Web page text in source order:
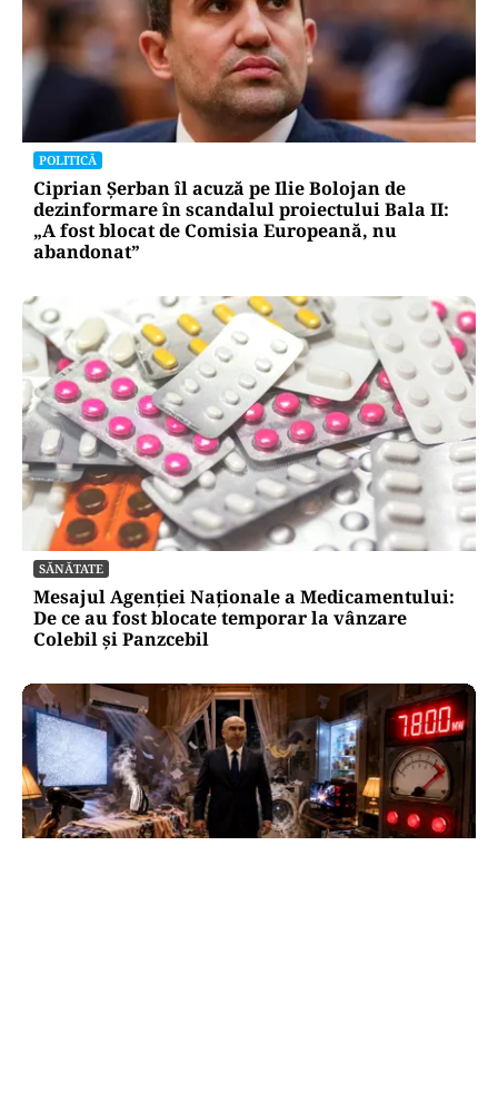
POLITICĂ
Ciprian Șerban îl acuză pe Ilie Bolojan de
dezinformare în scandalul proiectului Bala II:
„A fost blocat de Comisia Europeană, nu
abandonat”
SĂNĂTATE
Mesajul Agenției Naționale a Medicamentului:
De ce au fost blocate temporar la vânzare
Colebil și Panzcebil